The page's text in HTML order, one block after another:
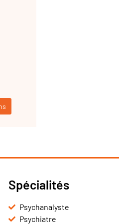
Spécialités
Psychanalyste
Psychiatre